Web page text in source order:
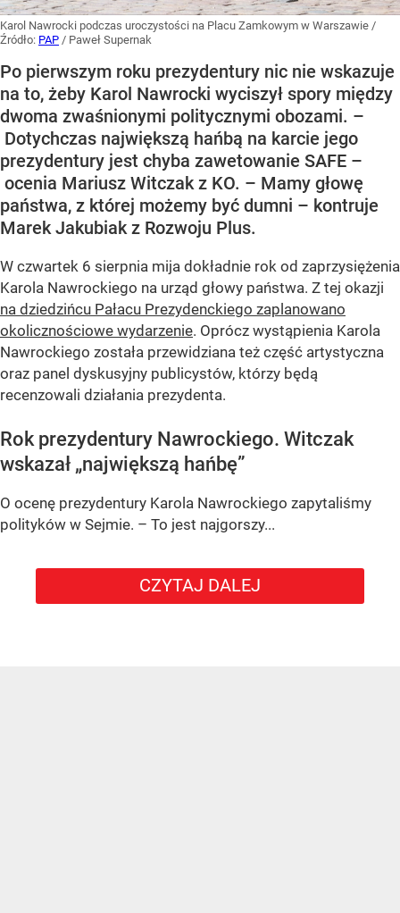
Karol Nawrocki podczas uroczystości na Placu Zamkowym w Warszawie /
Źródło: PAP / Paweł Supernak
Po pierwszym roku prezydentury nic nie wskazuje
na to, żeby Karol Nawrocki wyciszył spory między
dwoma zwaśnionymi politycznymi obozami. –
Dotychczas największą hańbą na karcie jego
prezydentury jest chyba zawetowanie SAFE –
ocenia Mariusz Witczak z KO. – Mamy głowę
państwa, z której możemy być dumni – kontruje
Marek Jakubiak z Rozwoju Plus.
W czwartek 6 sierpnia mija dokładnie rok od zaprzysiężenia
Karola Nawrockiego na urząd głowy państwa. Z tej okazji
na dziedzińcu Pałacu Prezydenckiego zaplanowano
okolicznościowe wydarzenie. Oprócz wystąpienia Karola
Nawrockiego została przewidziana też część artystyczna
oraz panel dyskusyjny publicystów, którzy będą
recenzowali działania prezydenta.
Rok prezydentury Nawrockiego. Witczak
wskazał „największą hańbę”
O ocenę prezydentury Karola Nawrockiego zapytaliśmy
polityków w Sejmie. – To jest najgorszy...
CZYTAJ DALEJ